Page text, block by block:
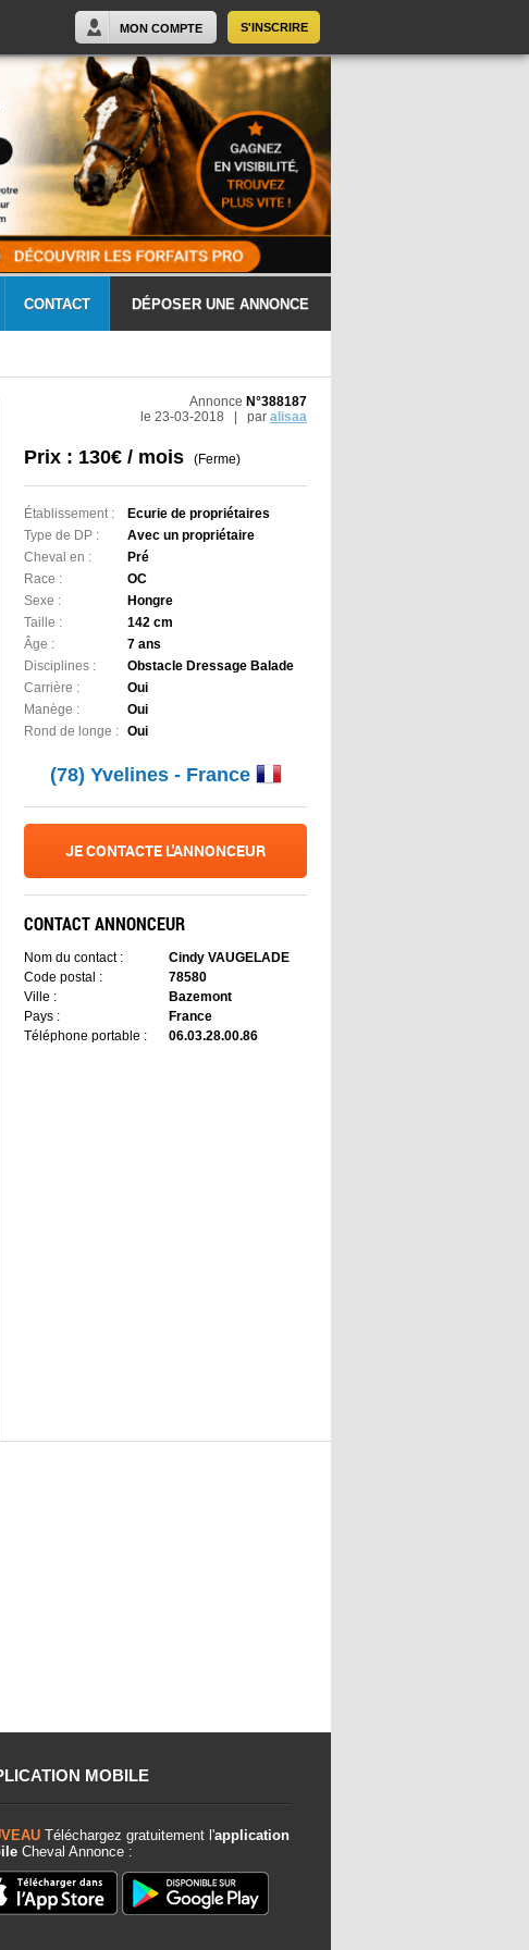
S'INSCRIRE
MON COMPTE
CONTACT DÉPOSER UNE ANNONCE
Annonce N°388187
le 23-03-2018 | par alisaa
Prix : 130€ / mois (Ferme)
Établissement :
Ecurie de propriétaires
Type de DP :
Avec un propriétaire
Cheval en :
Pré
Race :
OC
Sexe :
Hongre
Taille :
142 cm
Âge :
7 ans
Disciplines :
Obstacle Dressage Balade
Carrière :
Oui
Manège :
Oui
Rond de longe : Oui
(78) Yvelines - France
JE CONTACTE L'ANNONCEUR
CONTACT ANNONCEUR
Nom du contact :
Cindy VAUGELADE
Code postal :
78580
Ville :
Bazemont
Pays :
France
Téléphone portable :
06.03.28.00.86
MOBILE
Téléchargez gratuitement l'application
Cheval Annonce :